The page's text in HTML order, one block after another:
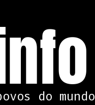
do mundo